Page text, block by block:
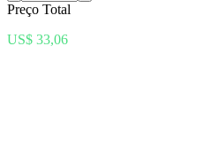
Preço Total
US$ 33,06